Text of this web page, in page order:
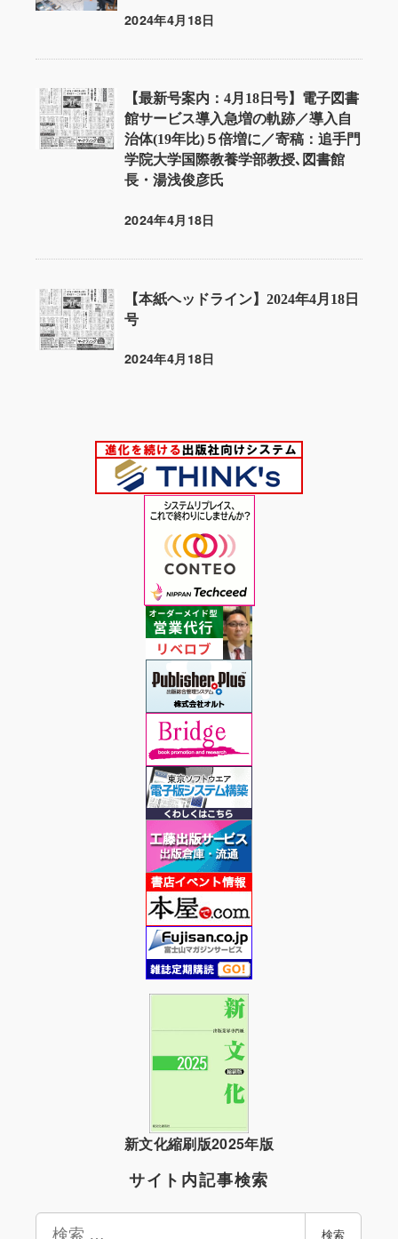
投稿日
2024年4月18日
【最新号案内：4月18日号】電子図書
館サービス導入急増の軌跡／導入自
治体(19年比)５倍増に／寄稿：追手門
学院大学国際教養学部教授､図書館
長・湯浅俊彦氏
投稿日
2024年4月18日
【本紙ヘッドライン】2024年4月18日
号
投稿日
2024年4月18日
新文化縮刷版2025年版
サイト内記事検索
検
検索